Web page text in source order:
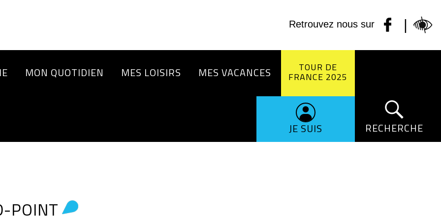
Retrouvez nous sur |
MON QUOTIDIEN MES LOISIRS MES VACANCES TOUR DE
FRANCE 2025
JE SUIS RECHERCHE
POINT